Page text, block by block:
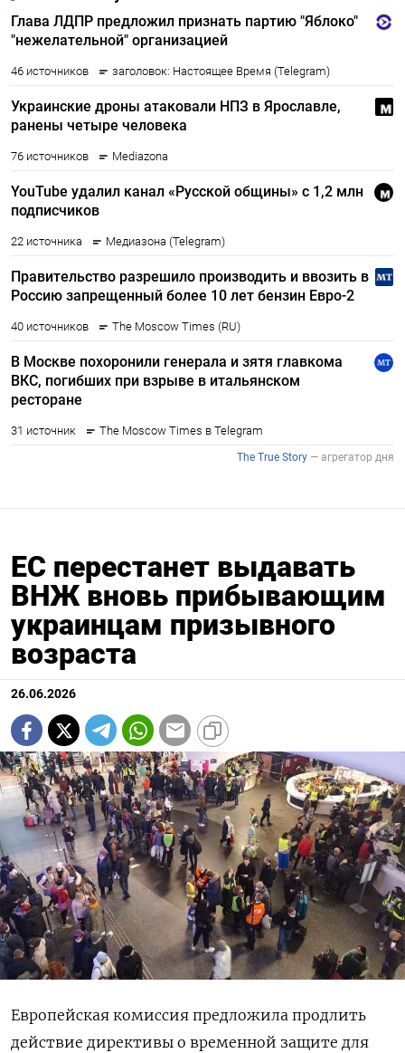
ЕС перестанет выдавать
ВНЖ вновь прибывающим
украинцам призывного
возраста
26.06.2026
Европейская комиссия предложила продлить
действие директивы о временной защите для